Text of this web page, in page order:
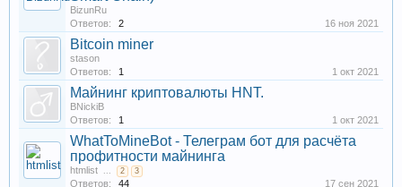
BizunRu
Ответов:
2 16 ноя 2021
Bitcoin miner
stason
Ответов:
1 1 окт 2021
Майнинг криптовалюты HNT.
BNickiB
Ответов:
1 1 окт 2021
WhatToMineBot - Телеграм бот для расчёта
профитности майнинга
htmlist ... 2 3
Ответов: 44 17 сен 2021